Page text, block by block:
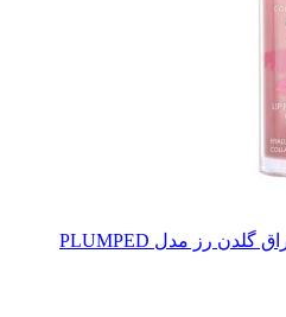
رژ لب مایع حجم دهنده براق گلدن رز مدل PLUMPED